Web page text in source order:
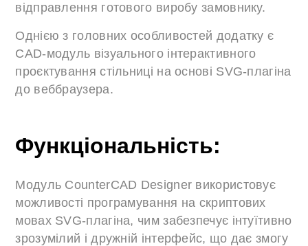
відправлення готового виробу замовнику.
Однією з головних особливостей додатку є
CAD-модуль візуального інтерактивного
проєктування стільниці на основі SVG-плагіна
до веббраузера.
Функціональність:
Модуль CounterCAD Designer використовує
можливості програмування на скриптових
мовах SVG-плагіна, чим забезпечує інтуїтивно
зрозумілий і дружній інтерфейс, що дає змогу